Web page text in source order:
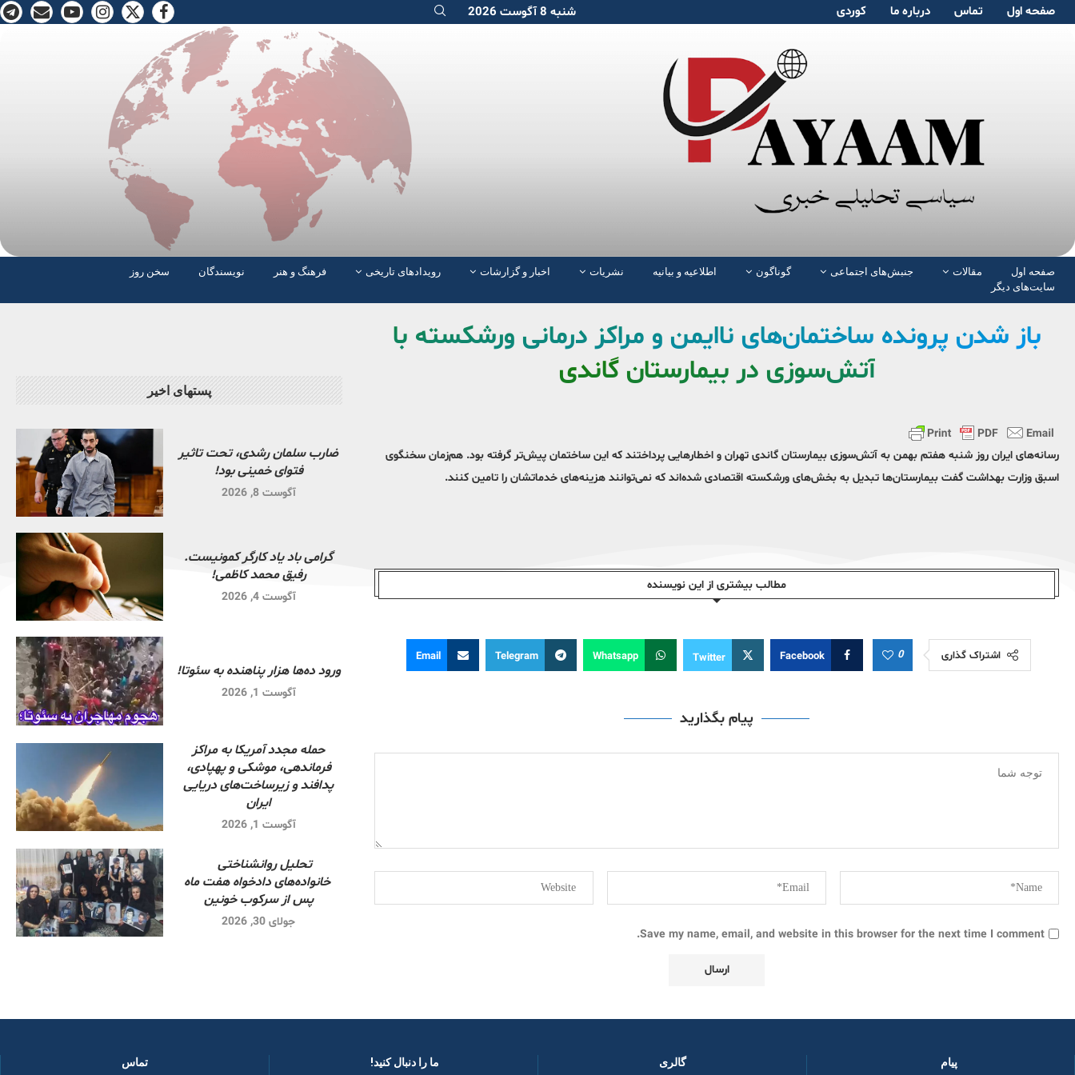
صفحە اول تماس دربارە ما کوردی شنبه 8 آگوست 2026
صفحە اول مقالات جنبش‌های اجتماعی گوناگون اطلاعیه و بیانیه نشریات اخبار و گزارشات رویدادهای تاریخی فرهنگ و هنر نویسندگان
سخن روز
سایت‌های دیگر
باز شدن پرونده ساختمان‌های ناایمن و مراکز درمانی ورشکسته با
آتش‌سوزی در بیمارستان گاندی
رسانه‌های ایران روز شنبه هفتم بهمن به آتش‌سوزی بیمارستان گاندی تهران و اخطارهایی پرداختند که این ساختمان پیش‌تر گرفته بود. هم‌زمان سخنگوی
اسبق وزارت بهداشت گفت بیمارستان‌ها تبدیل به بخش‌های ورشکسته اقتصادی شده‌اند که نمی‌توانند هزینه‌های خدماتشان را تامین کنند.
مطالب بیشتری از این نویسندە
اشتراک گذاری 0
Facebook
Twitter
Whatsapp
Telegram
Email
پیام بگذارید
Save my name, email, and website in this browser for the next time I comment.
پستهای اخیر
ضارب سلمان رشدی، تحت تاثیر
فتوای خمینی بود!
آگوست 8, 2026
گرامی باد یاد کارگر کمونیست.
رفیق محمد کاظمی!
آگوست 4, 2026
ورود ده‌ها هزار پناهنده به سئوتا!
آگوست 1, 2026
حمله مجدد آمریکا به مراکز
فرماندهی، موشکی و پهپادی،
پدافند و زیرساخت‌های دریایی
ایران
آگوست 1, 2026
تحلیل روانشناختی
خانواده‌های دادخواه هفت ماه
پس از سرکوب خونین
جولای 30, 2026
پیام گالری ما را دنبال کنید! ​ تماس